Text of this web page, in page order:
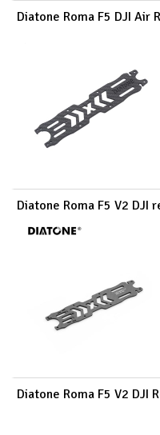
Diatone Roma F5 DJI Air
Diatone Roma F5 V2
Diatone Roma F5 V2 DJI